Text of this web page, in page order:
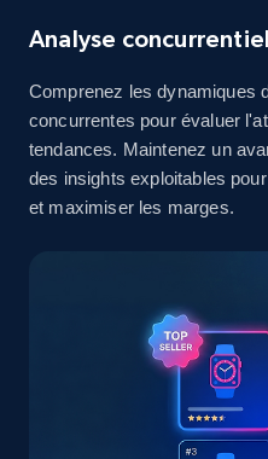
Amazon sellers info
Seller id, URL, Seller
info, Stars, Feedbacks,
URL, Product id, Title,
Seller reviews,
Analyse
Comprenez les dynamiques
concurrentes pour évaluer
tendances. Maintenez un
des insights exploitables
et maximiser les marges.